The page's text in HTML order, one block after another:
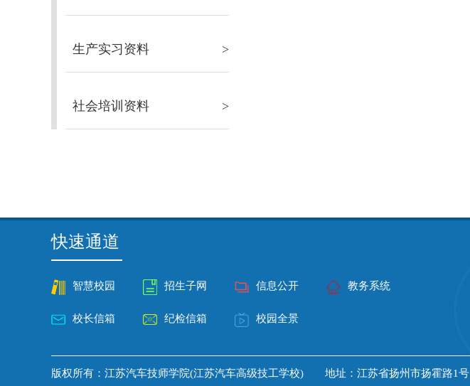
生产实习资料 >
社会培训资料 >
快速通道
智慧校园 招生子网 信息公开 教务系统
校长信箱 纪检信箱 校园全景
版权所有：江苏汽车技师学院(江苏汽车高级技工学校) 地址：江苏省扬州市扬霍路1号